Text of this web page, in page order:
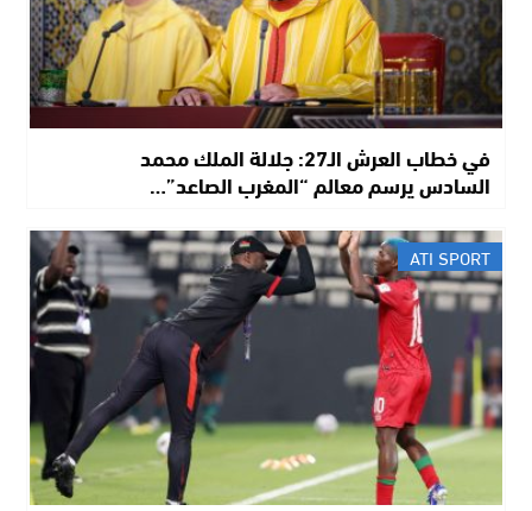
في خطاب العرش الـ27: جلالة الملك محمد
السادس يرسم معالم “المغرب الصاعد”…
ATI SPORT